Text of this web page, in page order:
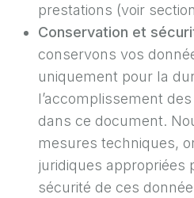
prestations (voir
Conservation et
conservons vos
uniquement pour la
l’accomplissement
dans ce document.
mesures techniques,
juridiques appropriées
sécurité de ces